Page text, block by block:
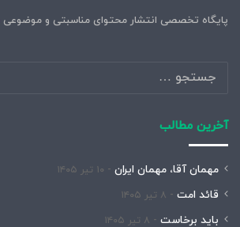
پایگاه تخصصی انتشار محتوای مناسبتی و موضوعی
آخرین مطالب
مهمان آقا، مهمان ایران ۱۰ تیر ۱۴۰۵
قائد امت ۸ تیر ۱۴۰۵
باید برخاست ۸ تیر ۱۴۰۵